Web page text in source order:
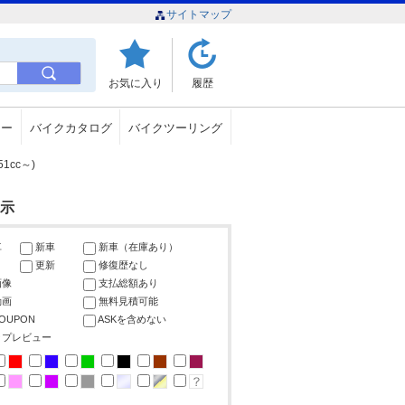
サイトマップ
お気に入り 履歴
バイクカタログ バイクツーリング
～)
新車
新車（在庫あり）
更新
修復歴なし
支払総額あり
画
無料見積可能
ASKを含めない
プレビュー